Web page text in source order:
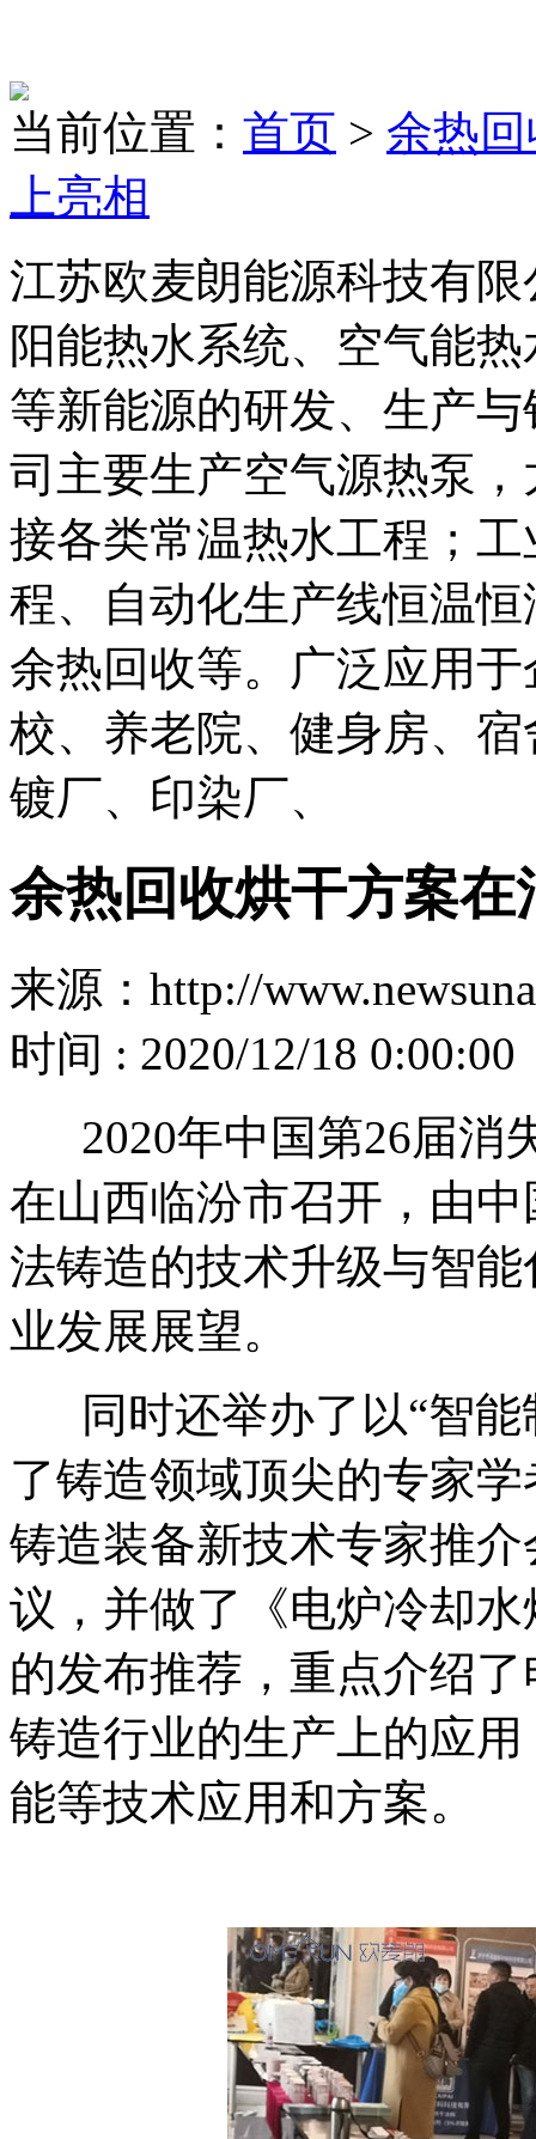
当前位置： 首页 > 余热
上亮相
江苏欧麦朗能源科技有
阳能热水系统、空气能
等新能源的研发、生产
司主要生产空气源热泵
接各类常温热水工程；
程、自动化生产线恒温
余热回收等。广泛应用
校、养老院、健身房、
镀厂、印染厂、
余热回收烘干方案
来源：http://
时间 : 2020/12/18 0:00:00
2020年中国第26届消
在山西临汾市召开，由
法铸造的技术升级与智
业发展展望。
同时还举办了以“智
了铸造领域顶尖的专家
铸造装备新技术专家推
议，并做了《电炉冷却
的发布推荐，重点介绍
铸造行业的生产上的应
能等技术应用和方案。